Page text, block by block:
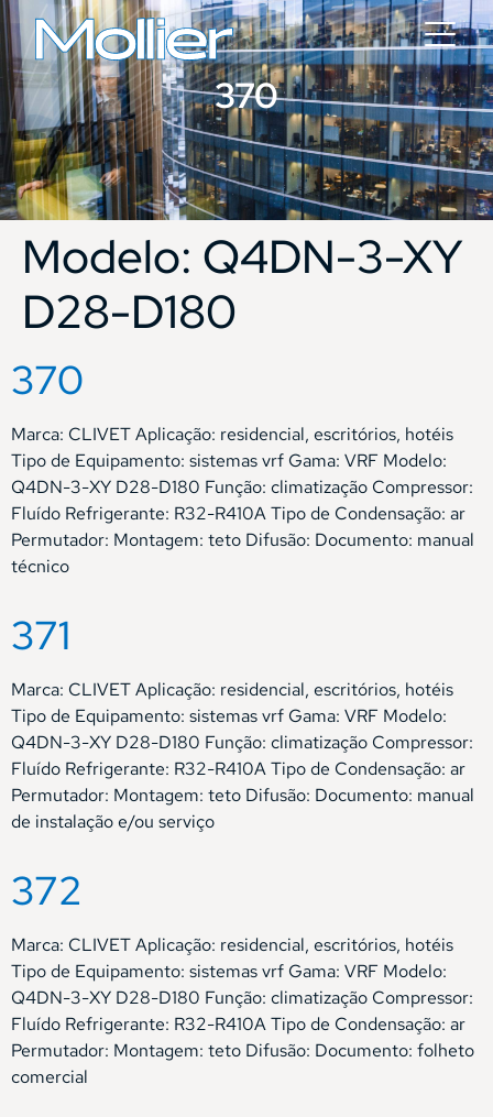
370
Modelo: Q4DN-3-XY
D28-D180
370
Marca: CLIVET Aplicação: residencial, escritórios, hotéis
Tipo de Equipamento: sistemas vrf Gama: VRF Modelo:
Q4DN-3-XY D28-D180 Função: climatização Compressor:
Fluído Refrigerante: R32-R410A Tipo de Condensação: ar
Permutador: Montagem: teto Difusão: Documento: manual
técnico
371
Marca: CLIVET Aplicação: residencial, escritórios, hotéis
Tipo de Equipamento: sistemas vrf Gama: VRF Modelo:
Q4DN-3-XY D28-D180 Função: climatização Compressor:
Fluído Refrigerante: R32-R410A Tipo de Condensação: ar
Permutador: Montagem: teto Difusão: Documento: manual
de instalação e/ou serviço
372
Marca: CLIVET Aplicação: residencial, escritórios, hotéis
Tipo de Equipamento: sistemas vrf Gama: VRF Modelo:
Q4DN-3-XY D28-D180 Função: climatização Compressor:
Fluído Refrigerante: R32-R410A Tipo de Condensação: ar
Permutador: Montagem: teto Difusão: Documento: folheto
comercial